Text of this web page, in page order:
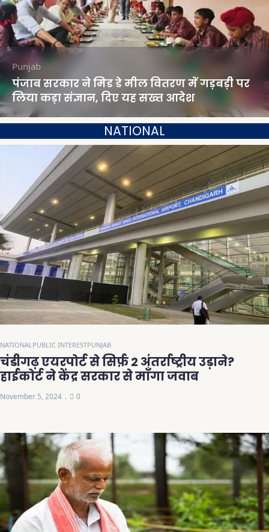
Punjab
पंजाब सरकार ने मिड डे मील वितरण में गड़बड़ी पर
लिया कड़ा संज्ञान, दिए यह सख्त आदेश
NATIONAL
NATIONAL PUBLIC INTERESTPUNJAB
चंडीगढ़ एयरपोर्ट से सिर्फ़ 2 अंतर्राष्ट्रीय उड़ाने?
हाईकोर्ट ने केंद्र सरकार से माँगा जवाब
November 5, 2024 0